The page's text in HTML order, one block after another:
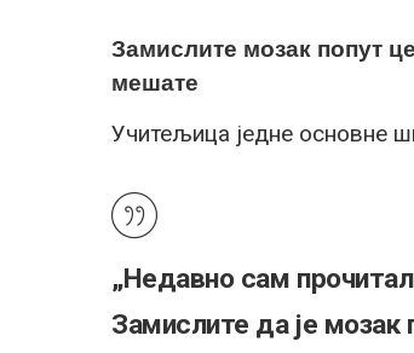
Замислите мозак попут
мешате
Учитељица једне основне
„Недавно сам
Замислите да је